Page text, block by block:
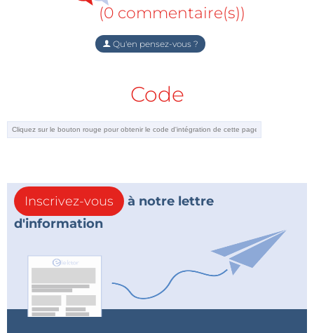
(0 commentaire(s))
Qu'en pensez-vous ?
Code
Inscrivez-vous
à notre lettre
d'information